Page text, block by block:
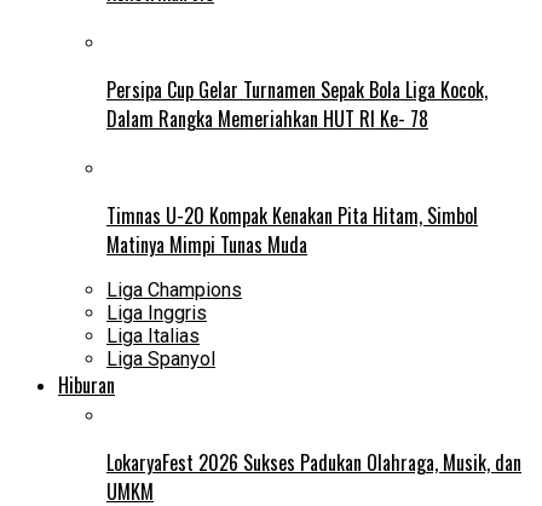
Persipa Cup Gelar Turnamen Sepak Bola Liga Kocok,
Dalam Rangka Memeriahkan HUT RI Ke- 78
Timnas U-20 Kompak Kenakan Pita Hitam, Simbol
Matinya Mimpi Tunas Muda
Liga Champions
Liga Inggris
Liga Italias
Liga Spanyol
Hiburan
LokaryaFest 2026 Sukses Padukan Olahraga, Musik, dan
UMKM